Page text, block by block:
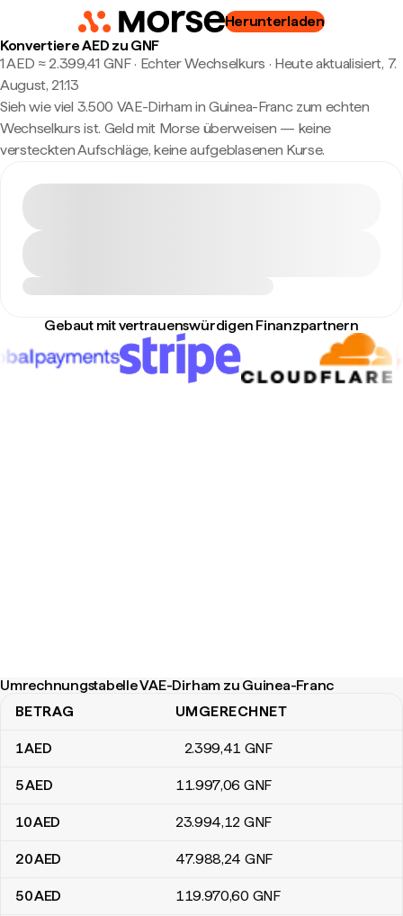
Herunterladen
Konvertiere AED zu GNF
1 AED ≈ 2.399,41 GNF · Echter Wechselkurs · Heute aktualisiert, 7.
August, 21:13
Sieh wie viel 3.500 VAE-Dirham in Guinea-Franc zum echten
Wechselkurs ist. Geld mit Morse überweisen — keine
versteckten Aufschläge, keine aufgeblasenen Kurse.
Gebaut mit vertrauenswürdigen Finanzpartnern
Umrechnungstabelle VAE-Dirham zu Guinea-Franc
Umrechnungstabelle VAE-Dirham zu Guinea-Franc
BETRAG UMGERECHNET
1AED 2.399,41 GNF
5AED 11.997,06 GNF
10AED 23.994,12 GNF
20AED 47.988,24 GNF
50AED 119.970,60 GNF